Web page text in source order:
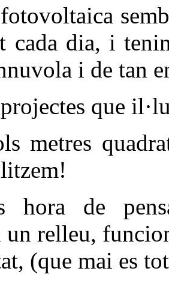
cada dia, i
i de tan
que
metres
hora de
un relleu,
(que mai es